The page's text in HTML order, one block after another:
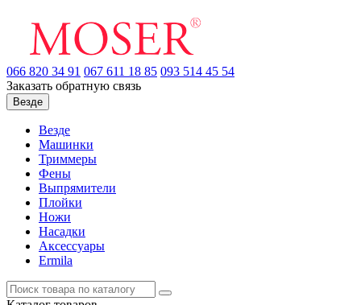
066 820 34 91 067 611 18 85 093 514 45 54
Заказать обратную связь
Везде
Везде
Машинки
Триммеры
Фены
Выпрямители
Плойки
Ножи
Насадки
Аксессуары
Ermila